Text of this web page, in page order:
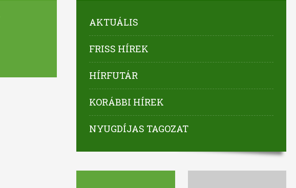
AKTUÁLIS
FRISS HÍREK
HÍRFUTÁR
KORÁBBI HÍREK
NYUGDÍJAS TAGOZAT